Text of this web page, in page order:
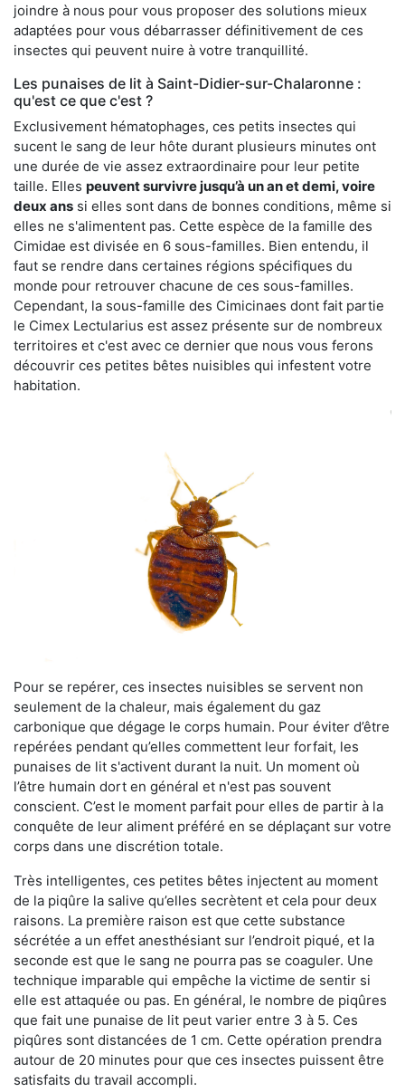
joindre à nous pour vous proposer des solutions mieux
adaptées pour vous débarrasser définitivement de ces
insectes qui peuvent nuire à votre tranquillité.
Les punaises de lit à Saint-Didier-sur-Chalaronne :
qu'est ce que c'est ?
Exclusivement hématophages, ces petits insectes qui
sucent le sang de leur hôte durant plusieurs minutes ont
une durée de vie assez extraordinaire pour leur petite
taille. Elles peuvent survivre jusqu’à un an et demi, voire
deux ans si elles sont dans de bonnes conditions, même si
elles ne s'alimentent pas. Cette espèce de la famille des
Cimidae est divisée en 6 sous-familles. Bien entendu, il
faut se rendre dans certaines régions spécifiques du
monde pour retrouver chacune de ces sous-familles.
Cependant, la sous-famille des Cimicinaes dont fait partie
le Cimex Lectularius est assez présente sur de nombreux
territoires et c'est avec ce dernier que nous vous ferons
découvrir ces petites bêtes nuisibles qui infestent votre
habitation.
Pour se repérer, ces insectes nuisibles se servent non
seulement de la chaleur, mais également du gaz
carbonique que dégage le corps humain. Pour éviter d’être
repérées pendant qu’elles commettent leur forfait, les
punaises de lit s'activent durant la nuit. Un moment où
l’être humain dort en général et n'est pas souvent
conscient. C’est le moment parfait pour elles de partir à la
conquête de leur aliment préféré en se déplaçant sur votre
corps dans une discrétion totale.
Très intelligentes, ces petites bêtes injectent au moment
de la piqûre la salive qu’elles secrètent et cela pour deux
raisons. La première raison est que cette substance
sécrétée a un effet anesthésiant sur l’endroit piqué, et la
seconde est que le sang ne pourra pas se coaguler. Une
technique imparable qui empêche la victime de sentir si
elle est attaquée ou pas. En général, le nombre de piqûres
que fait une punaise de lit peut varier entre 3 à 5. Ces
piqûres sont distancées de 1 cm. Cette opération prendra
autour de 20 minutes pour que ces insectes puissent être
satisfaits du travail accompli.